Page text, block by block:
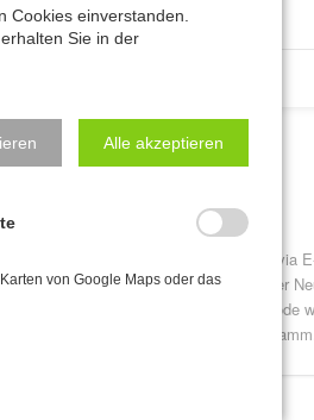
Newsletter-Anmeldung
Bitte informieren Sie mich via
etwa einmal pro Monat) über
zur CANTIENICA® - Methode
jeweils aktuelles
Cookies einverstanden.
Sie in der
Alle akzeptieren
von Google Maps oder das